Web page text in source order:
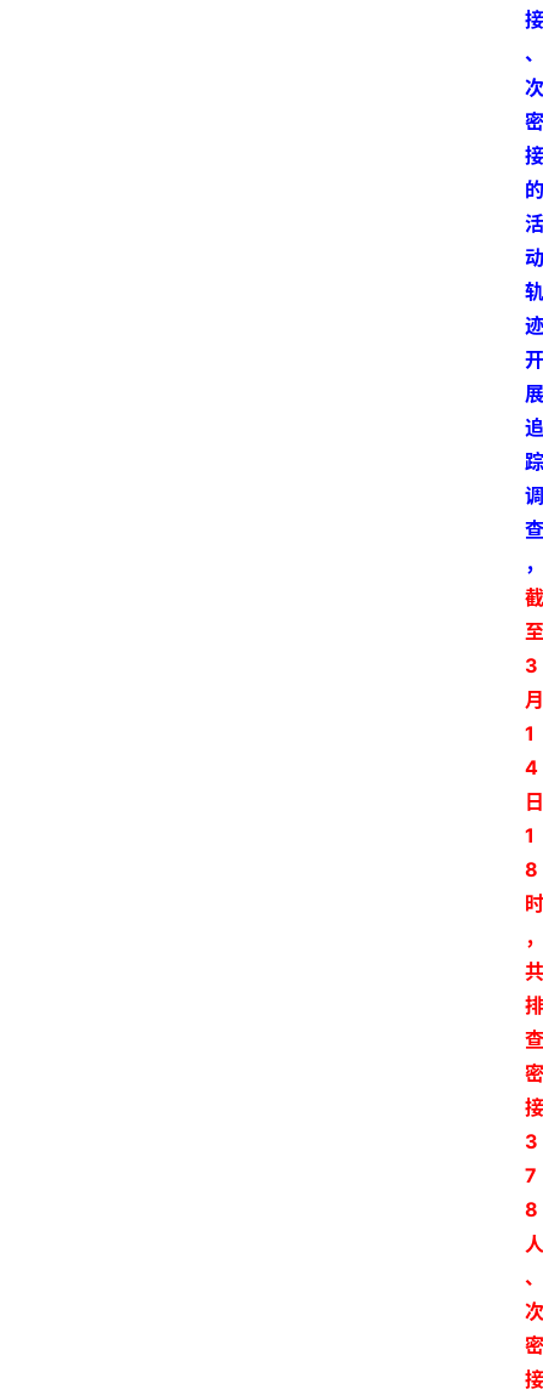
接
、
次
密
接
的
活
动
轨
迹
开
展
追
踪
调
查
，
截
至
3
月
1
4
日
1
8
时
，
共
排
查
密
接
3
7
8
人
、
次
密
接